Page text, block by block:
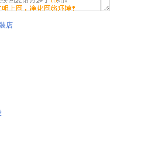
店